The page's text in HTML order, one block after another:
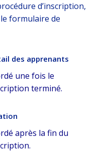
d’inscription,
formulaire de
des apprenants
une fois le
terminé.
après la fin du